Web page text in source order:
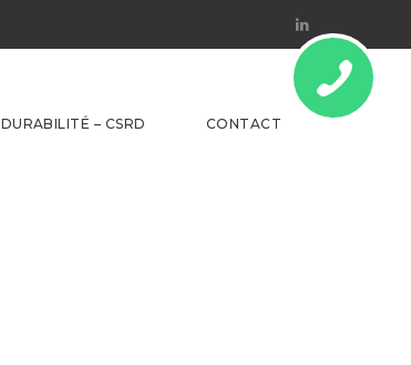
Linkedin
DURABILITÉ – CSRD CONTACT